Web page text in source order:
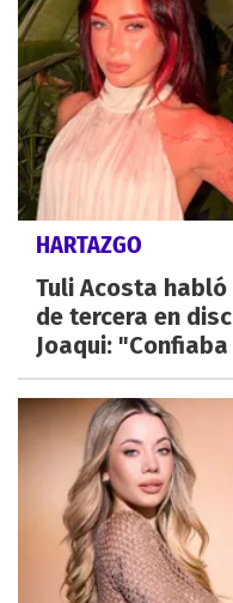
HARTAZGO
Tuli Acosta
de tercera en
Joaqui: "Confiaba